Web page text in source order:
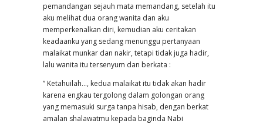
pemandangan sejauh mata memandang, setelah itu
aku melihat dua orang wanita dan aku
memperkenalkan diri, kemudian aku ceritakan
keadaanku yang sedang menunggu pertanyaan
malaikat munkar dan nakir, tetapi tidak juga hadir,
lalu wanita itu tersenyum dan berkata :
” Ketahuilah…, kedua malaikat itu tidak akan hadir
karena engkau tergolong dalam golongan orang
yang memasuki surga tanpa hisab, dengan berkat
amalan shalawatmu kepada baginda Nabi